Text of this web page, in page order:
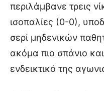
περιλάμβανε τρεις
ισοπαλίες (0-0),
σερί μηδενικών
ακόμα πιο σπάνιο
ενδεικτικό της